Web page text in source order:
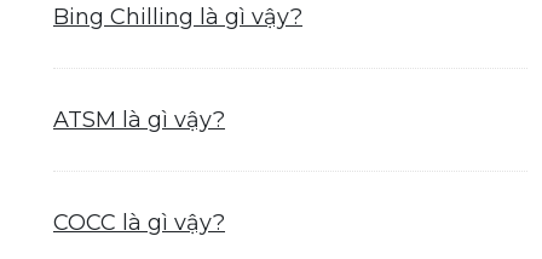
Bing Chilling là gì vậy?
ATSM là gì vậy?
COCC là gì vậy?